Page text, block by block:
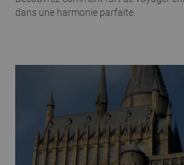
dans une harmonie parfaite.